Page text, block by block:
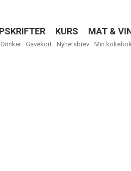
KURS MAT &
Drinker Gavekort Nyhetsbrev Min kokebok